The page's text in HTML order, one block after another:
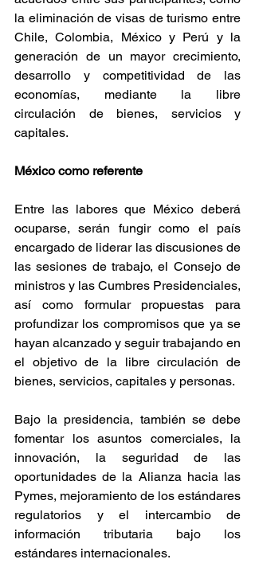
la eliminación de visas de turismo entre
Chile, Colombia, México y Perú y la
generación de un mayor crecimiento,
desarrollo y competitividad de las
economías, mediante la libre
circulación de bienes, servicios y
capitales.
México como referente
Entre las labores que México deberá
ocuparse, serán fungir como el país
encargado de liderar las discusiones de
las sesiones de trabajo, el Consejo de
ministros y las Cumbres Presidenciales,
así como formular propuestas para
profundizar los compromisos que ya se
hayan alcanzado y seguir trabajando en
el objetivo de la libre circulación de
bienes, servicios, capitales y personas.
Bajo la presidencia, también se debe
fomentar los asuntos comerciales, la
innovación, la seguridad de las
oportunidades de la Alianza hacia las
Pymes, mejoramiento de los estándares
regulatorios y el intercambio de
información tributaria bajo los
estándares internacionales.